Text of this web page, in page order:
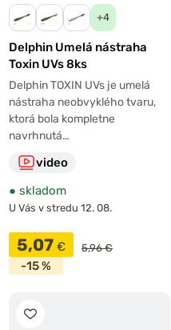
+4
Delphin Umelá nástraha
Toxin UVs 8ks
Delphin TOXIN UVs je umelá
nástraha neobvyklého tvaru,
ktorá bola kompletne
navrhnutá…
video
● skladom
U Vás v stredu 12. 08.
5,07 € 5,96 €
-15 %